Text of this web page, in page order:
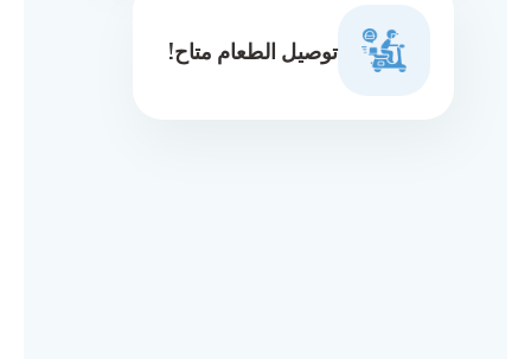
توصيل الطعام متاح!